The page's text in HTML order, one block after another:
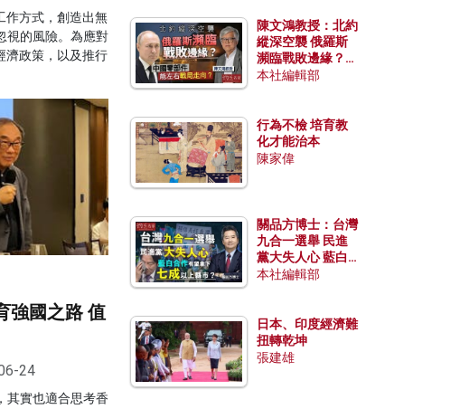
作方式，創造出無
視的風險。為應對
濟政策，以及推行
強國之路 值
24
其實也適合思考香
陳文鴻教授：北約
縱深空襲 俄羅斯
瀕臨戰敗邊緣？中
國零部件能左右戰
本社編輯部
行為不檢 培育教
化才能治本
陳家偉
關品方博士：台灣
九合一選舉 民進
黨大失人心 藍白
合作有望拿下七成
本社編輯部
日本、印度經濟難
扭轉乾坤
張建雄